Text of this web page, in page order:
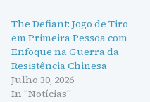
The Defiant: Jogo de Tiro
em Primeira Pessoa com
Enfoque na Guerra da
Resistência Chinesa
Julho 30, 2026
In "Notícias"